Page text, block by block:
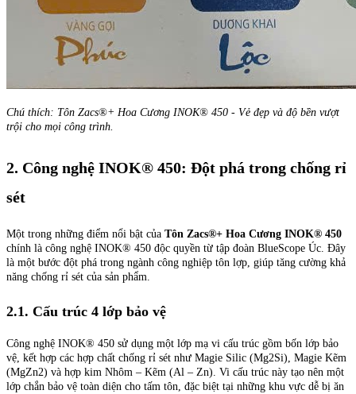
Chú thích: Tôn Zacs®+ Hoa Cương INOK® 450 - Vẻ đẹp và độ bền vượt
trội cho mọi công trình.
2. Công nghệ INOK® 450: Đột phá trong chống rỉ
sét
Một trong những điểm nổi bật của Tôn Zacs®+ Hoa Cương INOK® 450
chính là công nghệ INOK® 450 độc quyền từ tập đoàn BlueScope Úc. Đây
là một bước đột phá trong ngành công nghiệp tôn lợp, giúp tăng cường khả
năng chống rỉ sét của sản phẩm.
2.1. Cấu trúc 4 lớp bảo vệ
Công nghệ INOK® 450 sử dụng một lớp mạ vi cấu trúc gồm bốn lớp bảo
vệ, kết hợp các hợp chất chống rỉ sét như Magie Silic (Mg2Si), Magie Kẽm
(MgZn2) và hợp kim Nhôm – Kẽm (Al – Zn). Vi cấu trúc này tạo nên một
lớp chắn bảo vệ toàn diện cho tấm tôn, đặc biệt tại những khu vực dễ bị ăn